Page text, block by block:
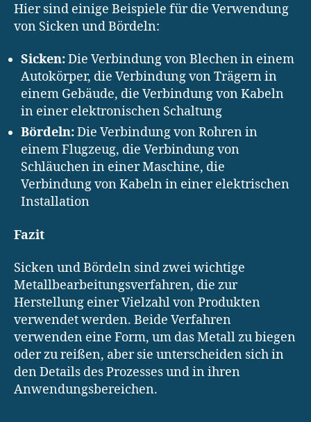
Hier sind einige Beispiele für die Verwendung
von Sicken und Bördeln:
Sicken:Die Verbindung von Blechen in einem
Autokörper, die Verbindung von Trägern in
einem Gebäude, die Verbindung von Kabeln
in einer elektronischen Schaltung
Bördeln:Die Verbindung von Rohren in
einem Flugzeug, die Verbindung von
Schläuchen in einer Maschine, die
Verbindung von Kabeln in einer elektrischen
Installation
Fazit
Sicken und Bördeln sind zwei wichtige
Metallbearbeitungsverfahren, die zur
Herstellung einer Vielzahl von Produkten
verwendet werden. Beide Verfahren
verwenden eine Form, um das Metall zu biegen
oder zu reißen, aber sie unterscheiden sich in
den Details des Prozesses und in ihren
Anwendungsbereichen.